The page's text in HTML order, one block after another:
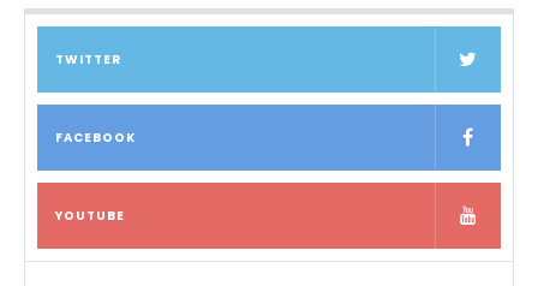
TWITTER
FACEBOOK
YOUTUBE